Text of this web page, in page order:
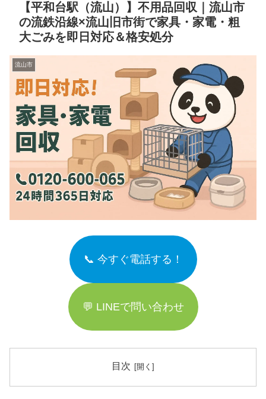
【平和台駅（流山）】不用品回収｜流山市
の流鉄沿線×流山旧市街で家具・家電・粗
大ごみを即日対応＆格安処分
流山市
📞 今すぐ電話する！
💬 LINEで問い合わせ
目次